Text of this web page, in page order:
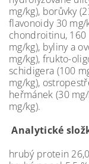
mg/kg), borůvky
flavonoidy 30 mg/
chondroitinu, 160
mg/kg), byliny a
mg/kg), frukto-
schidigera (100
mg/kg),
heřmánek (30
mg/kg).
Analytické
hrubý protein